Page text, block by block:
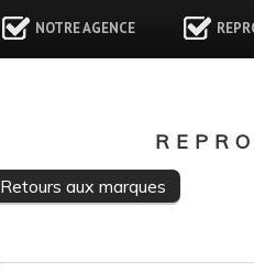
NOTRE AGENCE
Retours aux marques